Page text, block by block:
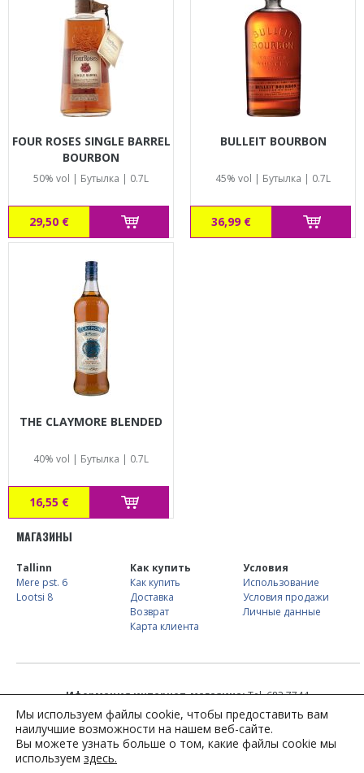
FOUR ROSES SINGLE BARREL
BOURBON
50% vol | Бутылка | 0.7L
29,50 €
BULLEIT BOURBON
45% vol | Бутылка | 0.7L
36,99 €
THE CLAYMORE BLENDED
40% vol | Бутылка | 0.7L
16,55 €
MАГАЗИНЫ
Tallinn
Mere pst. 6
Lootsi 8
Как купить
Как купить
Доставкa
Возврат
Карта клиента
Условия
Использование
Условия продажи
Личные данные
Иформация интернет-магазина:Tel. 683 7744,
kliendiinfo@alkostore.ee, E-R 09:00-16:00
Внимание! Вы имеете дело с алкоголем. Алкоголь
Мы используем файлы cookie, чтобы предоставить вам
наилучшие возможности на нашем веб-сайте.
Вы можете узнать больше о том, какие файлы cookie мы
используем здесь.